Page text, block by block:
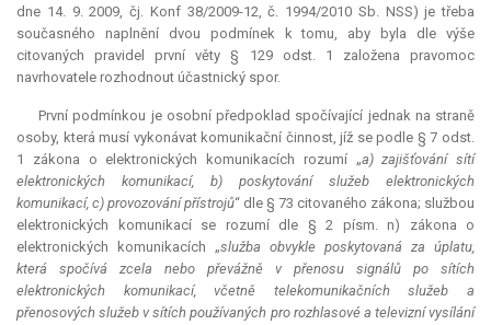
dne 14. 9. 2009, čj. Konf 38/2009-12, č. 1994/2010 Sb. NSS) je třeba
současného naplnění dvou podmínek k tomu, aby byla dle výše
citovaných pravidel první věty § 129 odst. 1 založena pravomoc
navrhovatele rozhodnout účastnický spor.
První podmínkou je osobní předpoklad spočívající jednak na straně
osoby, která musí vykonávat komunikační činnost, jíž se podle § 7 odst.
1 zákona o elektronických komunikacích rozumí „a) zajišťování sítí
elektronických komunikací, b) poskytování služeb elektronických
komunikací, c) provozování přístrojů“ dle § 73 citovaného zákona; službou
elektronických komunikací se rozumí dle § 2 písm. n) zákona o
elektronických komunikacích „služba obvykle poskytovaná za úplatu,
která spočívá zcela nebo převážně v přenosu signálů po sítích
elektronických komunikací, včetně telekomunikačních služeb a
přenosových služeb v sítích používaných pro rozhlasové a televizní vysílání